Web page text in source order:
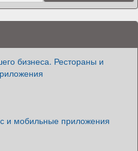
бизнеса. Рестораны и
и мобильные приложения